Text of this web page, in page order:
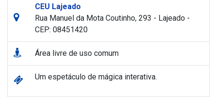
CEU Lajeado
Rua Manuel da Mota Coutinho, 293 - Lajeado -
CEP: 08451420
Área livre de uso comum
Um espetáculo de mágica interativa.